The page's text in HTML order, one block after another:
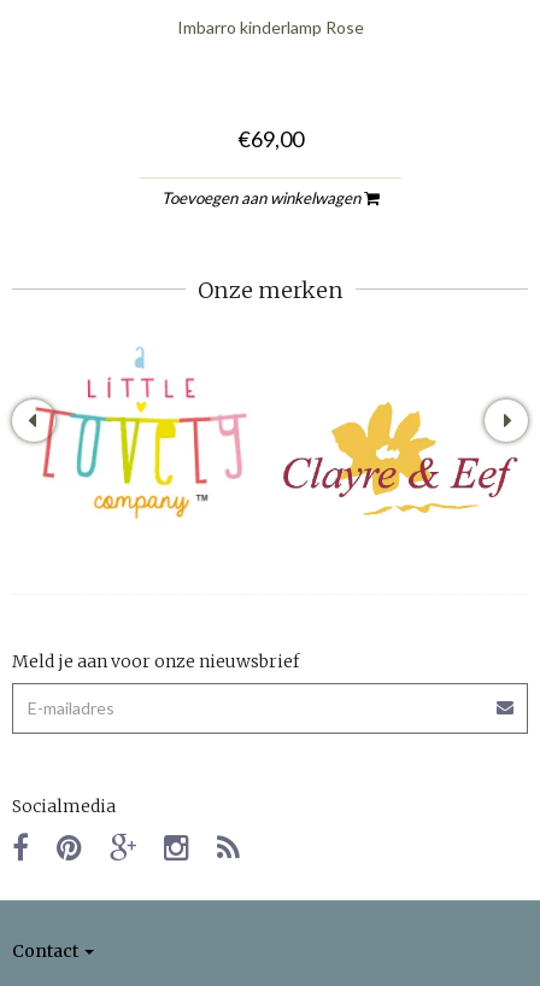
Imbarro kinderlamp Rose
€69,00
Toevoegen aan winkelwagen
Onze merken
Meld je aan voor onze nieuwsbrief
Socialmedia
Contact